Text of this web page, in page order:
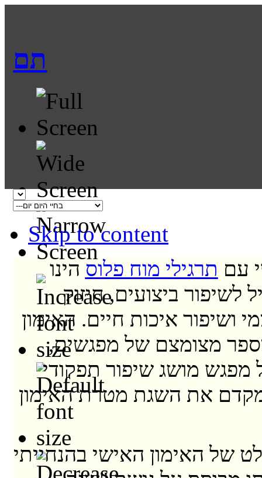
תם
Skip to content
עם תרגילי מוח פלוס הינו
לשיפור ביצועים, חיזוק
ושיפור איכות חיים. האימון
מצומצם של מפגשים,
מושג שיפור תפקודי
את השגת מטרת האימון
של האימון האישי בהנחייתי